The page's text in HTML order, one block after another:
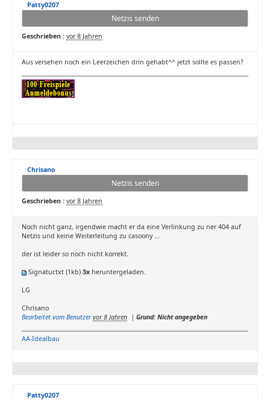
Patty0207
Netzis senden
Geschrieben : vor 8 Jahren
Aus versehen noch ein Leerzeichen drin gehabt^^ jetzt sollte es passen?
Chrisano
Netzis senden
Geschrieben : vor 8 Jahren
Noch nicht ganz, irgendwie macht er da eine Verlinkung zu ner 404 auf
Netzis und keine Weiterleitung zu casoony ...
der ist leider so noch nicht korrekt.
Signatur.txt (1kb) 3x heruntergeladen.
LG
Chrisano
Bearbeitet vom Benutzer vor 8 Jahren | Grund: Nicht angegeben
AA-Idealbau
Patty0207